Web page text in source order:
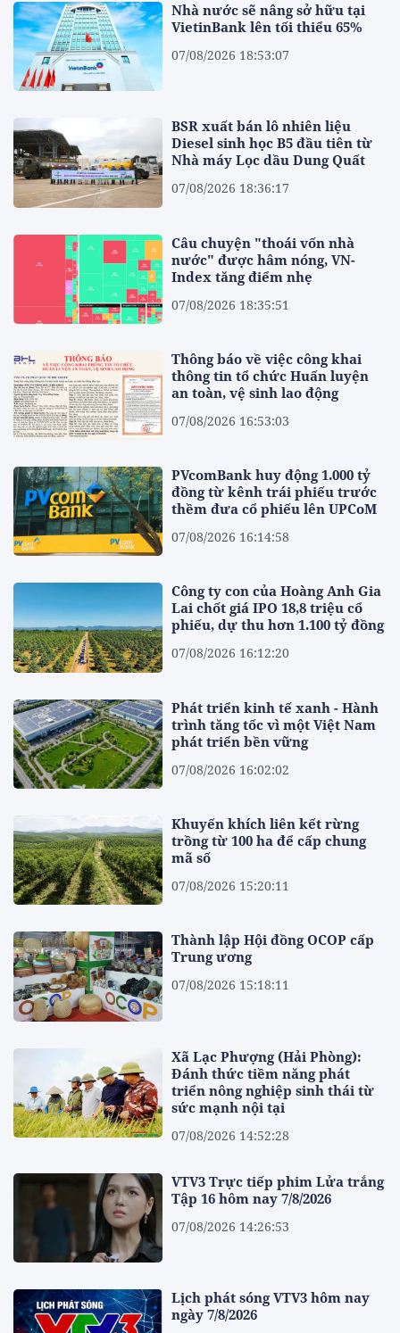
Nhà nước sẽ nâng sở hữu tại
VietinBank lên tối thiểu 65%
07/08/2026 18:53:07
BSR xuất bán lô nhiên liệu
Diesel sinh học B5 đầu tiên từ
Nhà máy Lọc dầu Dung Quất
07/08/2026 18:36:17
Câu chuyện "thoái vốn nhà
nước" được hâm nóng, VN-
Index tăng điểm nhẹ
07/08/2026 18:35:51
Thông báo về việc công khai
thông tin tổ chức Huấn luyện
an toàn, vệ sinh lao động
07/08/2026 16:53:03
PVcomBank huy động 1.000 tỷ
đồng từ kênh trái phiếu trước
thềm đưa cổ phiếu lên UPCoM
07/08/2026 16:14:58
Công ty con của Hoàng Anh Gia
Lai chốt giá IPO 18,8 triệu cổ
phiếu, dự thu hơn 1.100 tỷ đồng
07/08/2026 16:12:20
Phát triển kinh tế xanh - Hành
trình tăng tốc vì một Việt Nam
phát triển bền vững
07/08/2026 16:02:02
Khuyến khích liên kết rừng
trồng từ 100 ha để cấp chung
mã số
07/08/2026 15:20:11
Thành lập Hội đồng OCOP cấp
Trung ương
07/08/2026 15:18:11
Xã Lạc Phượng (Hải Phòng):
Đánh thức tiềm năng phát
triển nông nghiệp sinh thái từ
sức mạnh nội tại
07/08/2026 14:52:28
VTV3 Trực tiếp phim Lửa trắng
Tập 16 hôm nay 7/8/2026
07/08/2026 14:26:53
Lịch phát sóng VTV3 hôm nay
ngày 7/8/2026